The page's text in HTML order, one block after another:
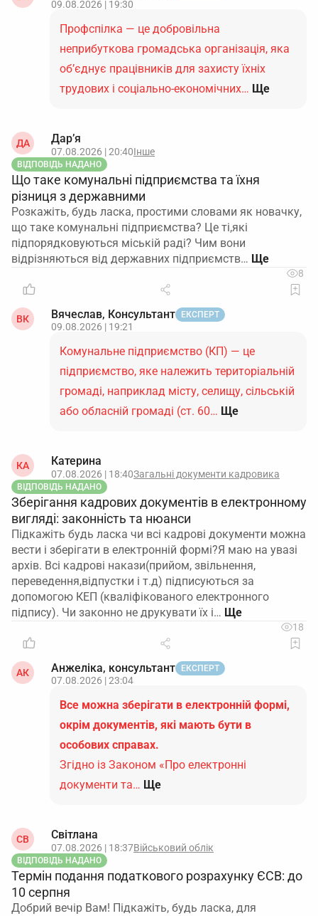
09.08.2026 | 19:30
Профспілка — це добровільна
неприбуткова громадська організація, яка
об’єднує працівників для захисту їхніх
трудових і соціально-економічних… Ще
ДА Дар’я
07.08.2026 | 20:40Інше
ВІДПОВІДЬ НАДАНО
Що таке комунальні підприємства та їхня
різниця з державними
Розкажіть, будь ласка, простими словами як новачку,
що таке комунальні підприємства? Це ті,які
підпорядковуються міській раді? Чим вони
відрізняються від державних підприємств…
8
ВК Вячеслав, Консультант ЕКСПЕРТ
09.08.2026 | 19:21
Комунальне підприємство (КП) — це
підприємство, яке належить територіальній
громаді, наприклад місту, селищу, сільській
або обласній громаді (ст. 60… Ще
КА Катерина
07.08.2026 | 18:40Загальні документи кадровика
ВІДПОВІДЬ НАДАНО
Зберігання кадрових документів в електронному
вигляді: законність та нюанси
Підкажіть будь ласка чи всі кадрові документи можна
вести і зберігати в електронній формі?Я маю на увазі
архів. Всі кадрові накази(прийом, звільнення,
переведення,відпустки і т.д) підписуються за
допомогою КЕП (кваліфікованого електронного
підпису). Чи законно не друкувати їх і…
18
АК Анжеліка, консультант ЕКСПЕРТ
07.08.2026 | 23:04
Все можна зберігати в електронній формі,
окрім документів, які мають бути в
особових справах.
Згідно із Законом «Про електронні
документи та… Ще
СВ Світлана
07.08.2026 | 18:37Військовий облік
ВІДПОВІДЬ НАДАНО
Термін подання податкового розрахунку ЄСВ: до
10 серпня
Добрий вечір Вам! Підкажіть, будь ласка, для